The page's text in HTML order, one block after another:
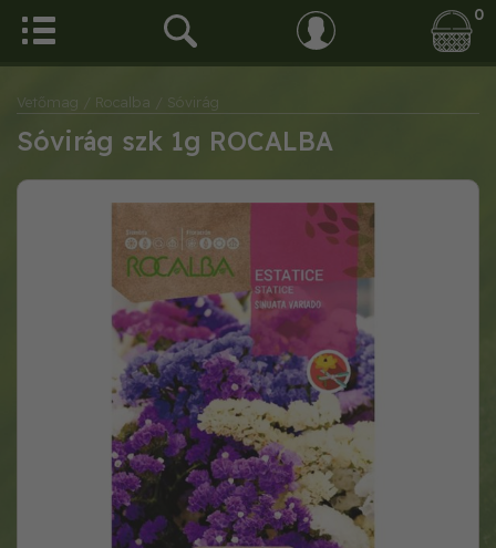
0
Vetőmag / Rocalba / Sóvirág
Sóvirág szk 1g ROCALBA